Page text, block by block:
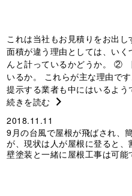
これは当社もお見積りをお出し
面積が違う理由としては、い
んと計っているかどうか。 ②
いるか。 これらが主な理由で
提示する業者も中にはいるよう
続きを読む
2018.11.11
9月の台風で屋根が飛ばされ、
が、現状は人が屋根に登ると
壁塗装と一緒に屋根工事は可能